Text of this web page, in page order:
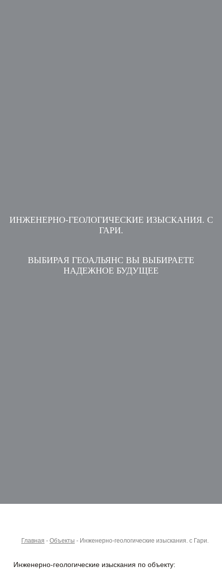
ИНЖЕНЕРНО-ГЕОЛОГИЧЕСКИЕ ИЗЫСКАНИЯ. С
ГАРИ.
ВЫБИРАЯ ГЕОАЛЬЯНС ВЫ ВЫБИРАЕТЕ
НАДЕЖНОЕ БУДУЩЕЕ
Главная - Объекты - Инженерно-геологические изыскания. с Гари.
Инженерно-геологические изыскания по объекту: